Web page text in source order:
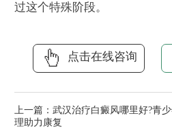
过这个特殊阶段。
点击在线咨询
上一篇： 武汉治疗白癜风哪里好?青
理助力康复